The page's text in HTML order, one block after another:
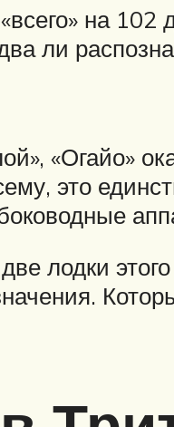
на
ли
«Огайо»
это
лодки